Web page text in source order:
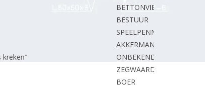
BETTONVIEL H.
BESTUUR
SPEELPENNING G.
AKKERMAN P.
kreken"
ONBEKEND
ZEGWAARD J.
BOER